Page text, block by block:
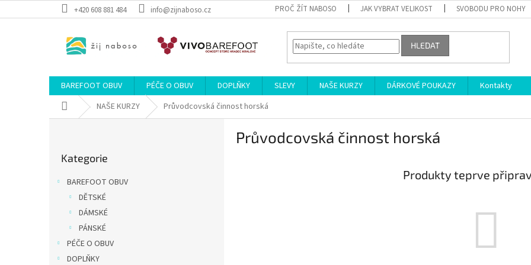
na
+420 608 881 484 info@zijnaboso.cz PROČ ŽÍT NABOSO JAK VYBRAT VELIKOST SVOBODU PRO NOHY
HLEDAT
BAREFOOT OBUV PÉČE O OBUV DOPLŇKY SLEVY NAŠE KURZY DÁRKOVÉ POUKAZY
Kontakty
Domů NAŠE KURZY Průvodcovská činnost horská
kategorie
Kategorie
BAREFOOT OBUV
DĚTSKÉ
DÁMSKÉ
PÁNSKÉ
PÉČE O OBUV
DOPLŇKY
Průvodcovská činnost horská
Produkty teprve